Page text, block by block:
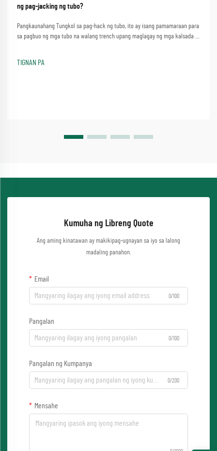
ng pag-jacking ng tubo?
Pangkaunahang Tungkol sa pag-hack ng tubo, ito ay isang pamamaraan para
sa pagbuo ng mga tubo na walang trench upang maglagay ng mga kalsada o
isang makina ng pag-jacking ng tubo...
TIGNAN PA
Kumuha ng Libreng Quote
Ang aming kinatawan ay makikipag-ugnayan sa iyo sa lalong
madaling panahon.
Email
0/100
Pangalan
0/100
Pangalan ng Kumpanya
0/200
Mensahe